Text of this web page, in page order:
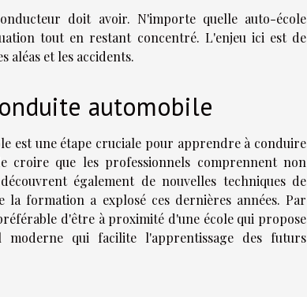
doit avoir. N'importe quelle auto-école
tout en restant concentré. L'enjeu ici est de
aléas et les accidents.
automobile
est une étape cruciale pour apprendre à conduire
que les professionnels comprennent non
également de nouvelles techniques de
formation a explosé ces dernières années. Par
d'être à proximité d'une école qui propose
qui facilite l'apprentissage des futurs